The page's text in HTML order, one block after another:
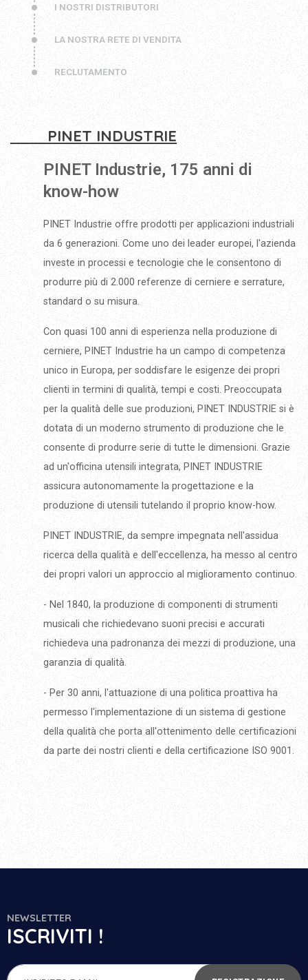
I NOSTRI DISTRIBUTORI
LA NOSTRA RETE DI VENDITA
RECLUTAMENTO
PINET INDUSTRIE
PINET Industrie, 175 anni di
know-how
PINET Industrie offre prodotti per applicazioni industriali
da 6 generazioni. Come uno dei leader europei, l'azienda
investe in processi e tecnologie che le consentono di
produrre più di 2.000 referenze di cerniere e serrature,
standard o su misura.
Con quasi 100 anni di esperienza nella produzione di
cerniere, PINET Industrie ha un campo di competenza
unico in Europa, per soddisfare le esigenze dei propri
clienti in termini di qualità, tempi e costi. Preoccupata
per la qualità delle sue produzioni, PINET INDUSTRIE si è
dotata di un moderno strumento di produzione che le
consente di produrre serie di tutte le dimensioni. Grazie
ad un'officina utensili integrata, PINET INDUSTRIE
assicura autonomamente la progettazione e la
produzione di utensili tutelando il proprio know-how.
PINET INDUSTRIE, da sempre impegnata nell'assidua
ricerca della qualità e dell'eccellenza, ha messo al centro
dei propri valori un approccio al miglioramento continuo.
- Nel 1840, la produzione di componenti di strumenti
musicali che richiedevano suoni precisi e accurati
richiedeva una padronanza dei mezzi di produzione, una
garanzia di qualità.
- Per 30 anni, l'attuazione di una politica proattiva ha
permesso l'implementazione di un sistema di gestione
della qualità che porta all'ottenimento delle certificazioni
da parte dei nostri clienti e della certificazione ISO 9001.
NEWSLETTER
ISCRIVITI !